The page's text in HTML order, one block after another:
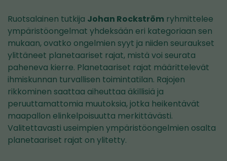
Ruotsalainen tutkija Johan Rockström ryhmittelee
ympäristöongelmat yhdeksään eri kategoriaan sen
mukaan, ovatko ongelmien syyt ja niiden seuraukset
ylittäneet planetaariset rajat, mistä voi seurata
paheneva kierre. Planetaariset rajat määrittelevät
ihmiskunnan turvallisen toimintatilan. Rajojen
rikkominen saattaa aiheuttaa äkillisiä ja
peruuttamattomia muutoksia, jotka heikentävät
maapallon elinkelpoisuutta merkittävästi.
Valitettavasti useimpien ympäristöongelmien osalta
planetaariset rajat on ylitetty.